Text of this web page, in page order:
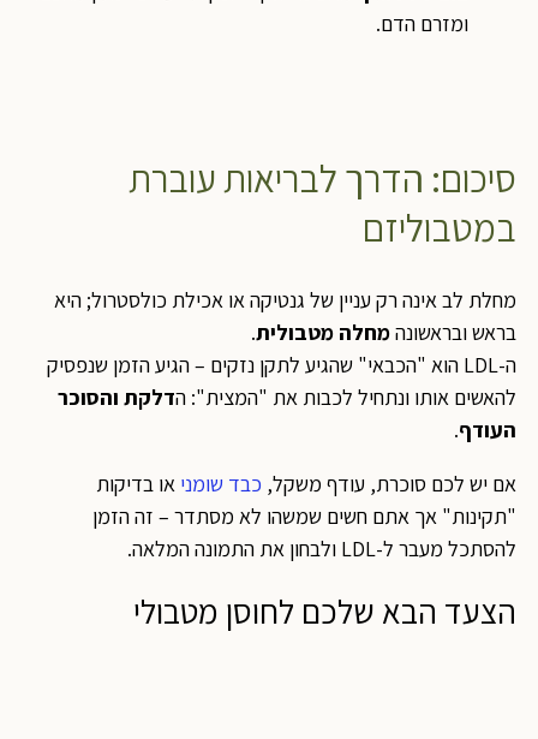
ומזרם הדם.
סיכום: הדרך לבריאות עוברת
במטבוליזם
מחלת לב אינה רק עניין של גנטיקה או אכילת כולסטרול; היא
בראש ובראשונהמחלה מטבולית.
ה-LDL הוא "הכבאי" שהגיע לתקן נזקים – הגיע הזמן שנפסיק
להאשים אותו ונתחיל לכבות את "המצית": ה דלקת והסוכר
העודף.
אם יש לכם סוכרת, עודף משקל,כבד שומניאו בדיקות
"תקינות" אך אתם חשים שמשהו לא מסתדר – זה הזמן
להסתכל מעבר ל-LDL ולבחון את התמונה המלאה.
הצעד הבא שלכם לחוסן מטבולי